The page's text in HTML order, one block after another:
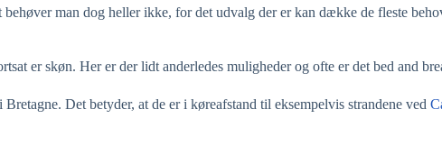
man dog heller ikke, for det udvalg der er kan dække de fleste
er skøn. Her er der lidt anderledes muligheder og ofte er det bed and
Det betyder, at de er i køreafstand til eksempelvis strandene ved